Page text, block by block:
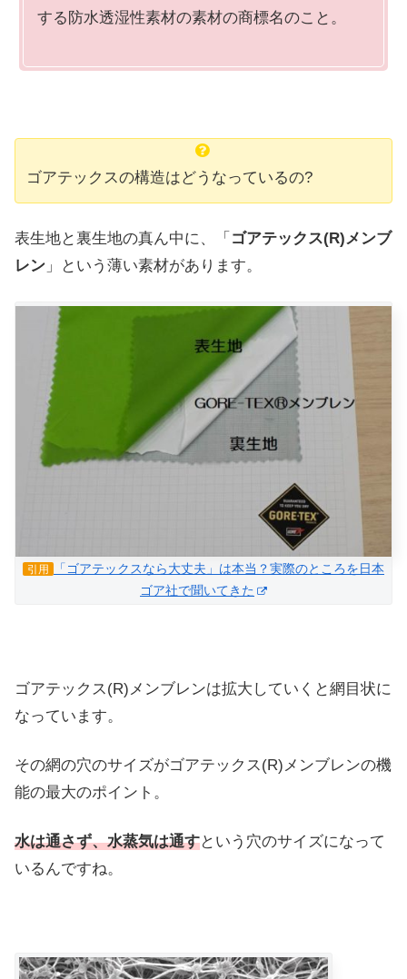
する防水透湿性素材の素材の商標名のこと。
ゴアテックスの構造はどうなっているの?
表生地と裏生地の真ん中に、「 ゴアテックス(R)メンブ
レン 」という薄い素材があります。
引用
「ゴアテックスなら大丈夫」は本当？実際のところを日本
ゴア社で聞いてきた
ゴアテックス(R)メンブレンは拡大していくと網目状に
なっています。
その網の穴のサイズがゴアテックス(R)メンブレンの機
能の最大のポイント。
水は通さず、水蒸気は通すという穴のサイズになって
いるんですね。